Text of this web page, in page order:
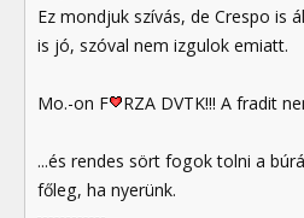
Ez mondjuk szívás, de Crespo is
is jó, szóval nem izgulok emiatt.
Mo.-on F RZA DVTK!!! A fradit
...és rendes sört fogok tolni a
főleg, ha nyerünk.